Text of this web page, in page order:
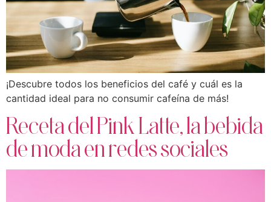
¡Descubre todos los beneficios del café y cuál es la
cantidad ideal para no consumir cafeína de más!
Receta del Pink Latte, la bebida
de moda en redes sociales